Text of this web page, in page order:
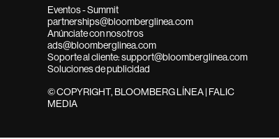
Eventos - Summit
partnerships@bloomberglinea.com
Anúnciate con nosotros
ads@bloomberglinea.com
Soporte al cliente: support@bloomberglinea.com
Soluciones de publicidad
© COPYRIGHT, BLOOMBERG LÍNEA | FALIC
MEDIA